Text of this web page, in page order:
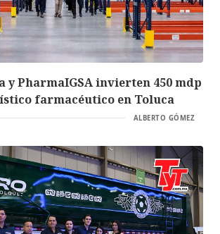
y PharmaIGSA invierten 450 mdp
farmacéutico en Toluca
ALBERTO GÓMEZ